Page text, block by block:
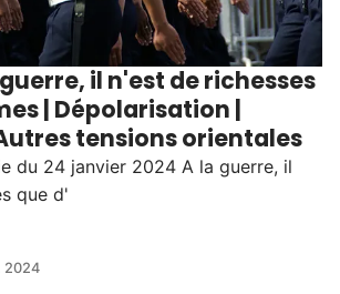
guerre, il n'est de richesses
| Dépolarisation |
tensions orientales
du 24 janvier 2024 A la guerre, il
que d'
2024